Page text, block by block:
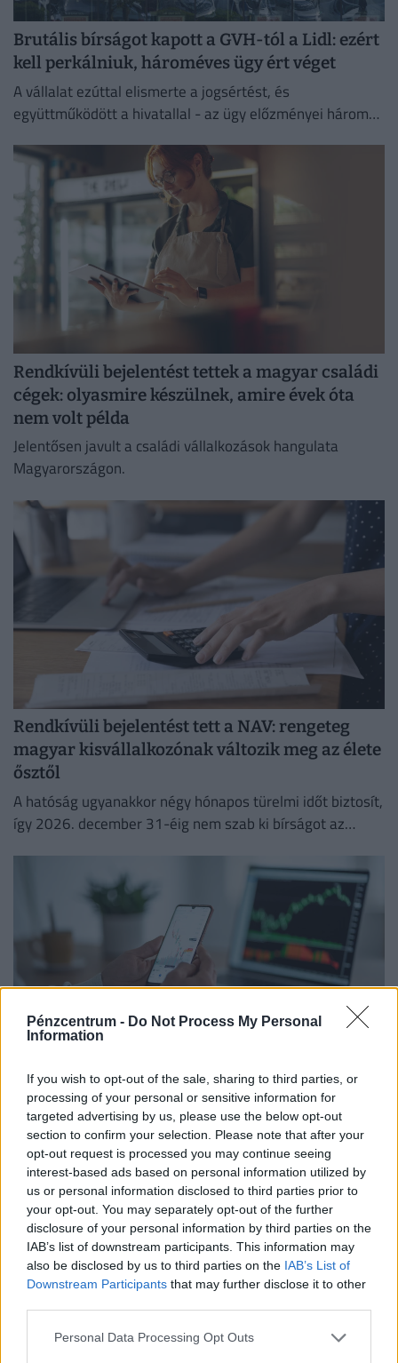
Pénzcentrum - Do Not Process My Personal
Information
If you wish to opt-out of the sale, sharing to third parties, or
processing of your personal or sensitive information for
targeted advertising by us, please use the below opt-out
section to confirm your selection. Please note that after your
opt-out request is processed you may continue seeing
interest-based ads based on personal information utilized by
us or personal information disclosed to third parties prior to
your opt-out. You may separately opt-out of the further
disclosure of your personal information by third parties on the
IAB’s list of downstream participants. This information may
also be disclosed by us to third parties on the IAB’s List of
Downstream Participants that may further disclose it to other
Personal Data Processing Opt Outs
Brutális bírságot kapott a GVH-tól a Lidl: ezért
kell perkálniuk, hároméves ügy ért véget
A vállalat ezúttal elismerte a jogsértést, és
együttműködött a hivatallal - az ügy előzményei három
Rendkívüli bejelentést tettek a magyar családi
cégek: olyasmire készülnek, amire évek óta
nem volt példa
Jelentősen javult a családi vállalkozások hangulata
Magyarországon.
Rendkívüli bejelentést tett a NAV: rengeteg
magyar kisvállalkozónak változik meg az élete
ősztől
A hatóság ugyanakkor négy hónapos türelmi időt biztosít,
így 2026. december 31-éig nem szab ki bírságot az
Végzetes fordulat a magyar tőzsdén: meredek
zuhanásba kezdtek a korábban favorizált
gigacégek
A tőzsdén már tisztán kirajzolódnak az áprilisi
kormányváltás gazdasági hatásai.